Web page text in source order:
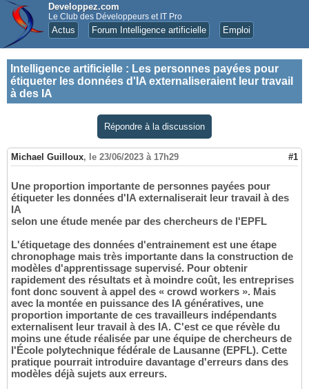
Developpez.com
Le Club des Développeurs et IT Pro
Actus Forum Intelligence artificielle Emploi
Intelligence artificielle : Les personnes payées pour
étiqueter les données d'IA externaliseraient leur travail
à des IA
Répondre à la discussion
Michael Guilloux, le 23/06/2023 à 17h29 #1
Une proportion importante de personnes payées pour
étiqueter les données d'IA externaliserait leur travail à des
IA
selon une étude menée par des chercheurs de l'EPFL
L'étiquetage des données d'entrainement est une étape
chronophage mais très importante dans la construction de
modèles d'apprentissage supervisé. Pour obtenir
rapidement des résultats et à moindre coût, les entreprises
font donc souvent à appel des « crowd workers ». Mais
avec la montée en puissance des IA génératives, une
proportion importante de ces travailleurs indépendants
externalisent leur travail à des IA. C'est ce que révèle du
moins une étude réalisée par une équipe de chercheurs de
l'École polytechnique fédérale de Lausanne (EPFL). Cette
pratique pourrait introduire davantage d'erreurs dans des
modèles déjà sujets aux erreurs.